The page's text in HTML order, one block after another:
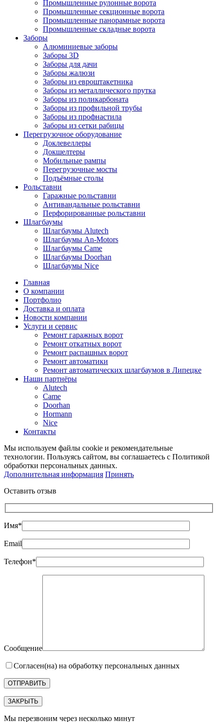
Промышленные рулонные ворота
Промышленные секционные ворота
Промышленные панорамные ворота
Промышленные складные ворота
Заборы
Алюминиевые заборы
Заборы 3D
Заборы для дачи
Заборы жалюзи
Заборы из евроштакетника
Заборы из металлического прутка
Заборы из поликарбоната
Заборы из профильной трубы
Заборы из профнастила
Заборы из сетки рабицы
Перегрузочное оборудование
Доклевеллеры
Докшелтеры
Мобильные рампы
Перегрузочные мосты
Подъёмные столы
Рольставни
Гаражные рольставни
Антивандальные рольставни
Перфорированные рольставни
Шлагбаумы
Шлагбаумы Alutech
Шлагбаумы An-Motors
Шлагбаумы Came
Шлагбаумы Doorhan
Шлагбаумы Nice
Главная
О компании
Портфолио
Доставка и оплата
Новости компании
Услуги и сервис
Ремонт гаражных ворот
Ремонт откатных ворот
Ремонт распашных ворот
Ремонт автоматики
Ремонт автоматических шлагбаумов в Липецке
Наши партнёры
Alutech
Came
Doorhan
Hormann
Nice
Контакты
Мы используем файлы cookie и рекомендательные
технологии. Пользуясь сайтом, вы соглашаетесь с Политикой
обработки персональных данных.
Дополнительная информация Принять
Оставить отзыв
Имя*
Email
Телефон*
Сообщение
Согласен(на) на обработку персональных данных
ЗАКРЫТЬ
Мы перезвоним через несколько минут